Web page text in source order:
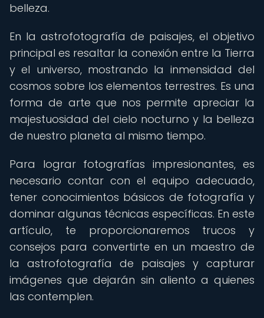
belleza.
En la astrofotografía de paisajes, el objetivo
principal es resaltar la conexión entre la Tierra
y el universo, mostrando la inmensidad del
cosmos sobre los elementos terrestres. Es una
forma de arte que nos permite apreciar la
majestuosidad del cielo nocturno y la belleza
de nuestro planeta al mismo tiempo.
Para lograr fotografías impresionantes, es
necesario contar con el equipo adecuado,
tener conocimientos básicos de fotografía y
dominar algunas técnicas específicas. En este
artículo, te proporcionaremos trucos y
consejos para convertirte en un maestro de
la astrofotografía de paisajes y capturar
imágenes que dejarán sin aliento a quienes
las contemplen.